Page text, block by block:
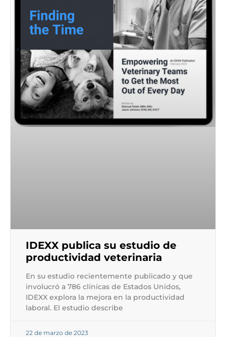
IDEXX publica su estudio de
productividad veterinaria
En su estudio recientemente publicado y que
involucró a 786 clínicas de Estados Unidos,
IDEXX explora la mejora en la productividad
laboral. El estudio describe
22 de marzo de 2023